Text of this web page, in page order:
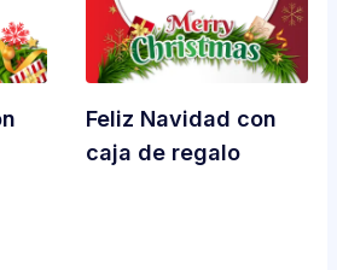
Feliz Navidad con
caja de regalo